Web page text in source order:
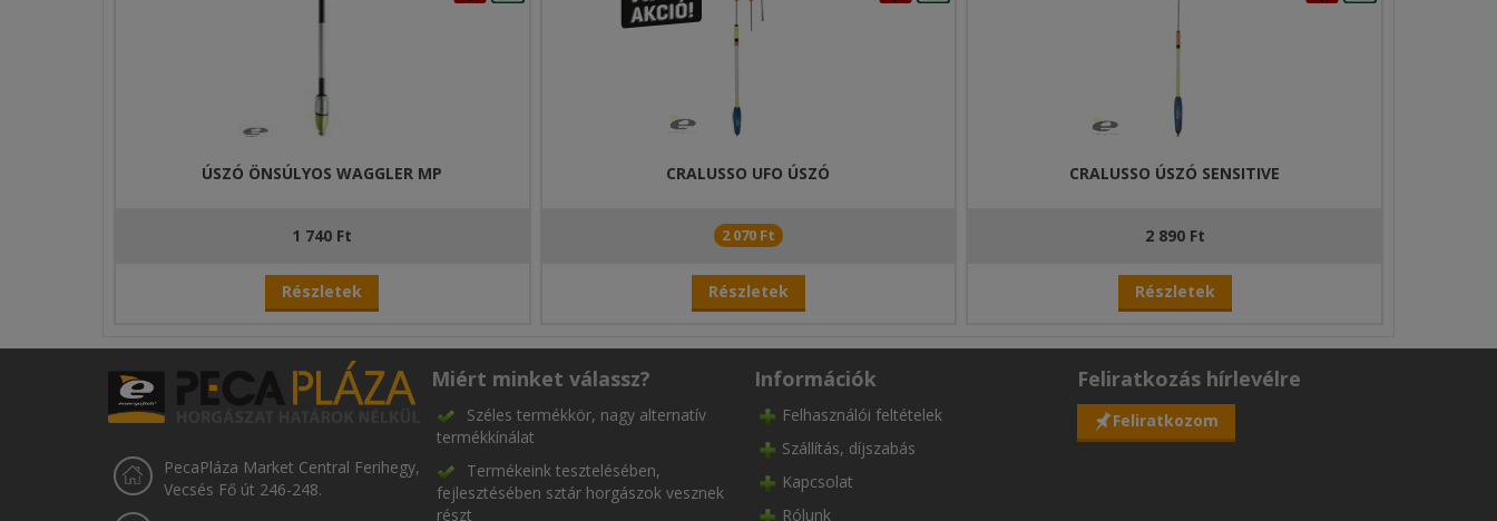
ÚSZÓ ÖNSÚLYOS WAGGLER MP
1 740 Ft
Részletek
CRALUSSO UFO ÚSZÓ
2 070 Ft
Részletek
CRALUSSO ÚSZÓ SENSITIVE
2 890 Ft
Részletek
PecaPláza Market Central Ferihegy,
Vecsés Fő út 246-248.
Miért minket válassz?
Széles termékkör, nagy alternatív
termékkínálat
Termékeink tesztelésében,
fejlesztésében sztár horgászok vesznek
részt
Információk
Felhasználói feltételek
Szállítás, díjszabás
Kapcsolat
Rólunk
Feliratkozás hírlevélre
Feliratkozom